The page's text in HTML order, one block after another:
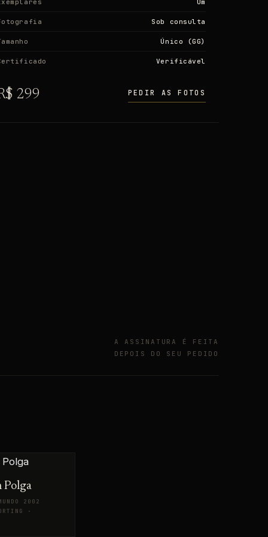
TRÊS ASSINATURAS
Um
Sob consulta
Único (GG)
Verificável
299 PEDIR AS FOTOS
A ASSINATURA É FEITA
DEPOIS DO SEU PEDIDO
Polga
2002
·